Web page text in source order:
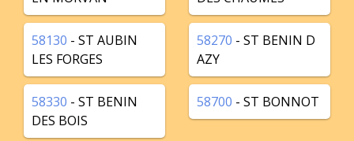
58130 - ST AUBIN
LES FORGES
58270 - ST BENIN D
AZY
58330 - ST BENIN
DES BOIS
58700 - ST BONNOT